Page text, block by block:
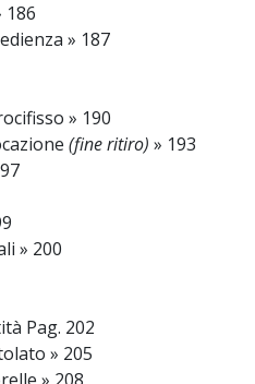
186
» 187
» 190
(fine ritiro) » 193
» 200
Pag. 202
» 205